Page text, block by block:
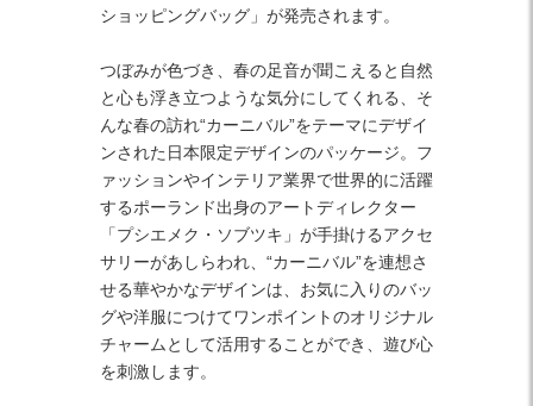
ショッピングバッグ」が発売されます。
つぼみが色づき、春の足音が聞こえると自然
と心も浮き立つような気分にしてくれる、そ
んな春の訪れ“カーニバル”をテーマにデザイ
ンされた日本限定デザインのパッケージ。フ
ァッションやインテリア業界で世界的に活躍
するポーランド出身のアートディレクター
「プシエメク・ソブツキ」が手掛けるアクセ
サリーがあしらわれ、“カーニバル”を連想さ
せる華やかなデザインは、お気に入りのバッ
グや洋服につけてワンポイントのオリジナル
チャームとして活用することができ、遊び心
を刺激します。